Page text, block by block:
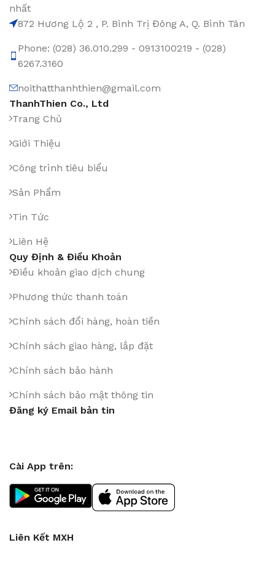
nhất
872 Hương Lộ 2 , P. Bình Trị Đông A, Q. Bình Tân
Phone: (028) 36.010.299 - 0913100219 - (028)
6267.3160
noithatthanhthien@gmail.com
ThanhThien Co., Ltd
Trang Chủ
Giới Thiệu
Công trình tiêu biểu
Sản Phẩm
Tin Tức
Liên Hệ
Quy Định & Điều Khoản
Điều khoản giao dịch chung
Phương thức thanh toán
Chính sách đổi hàng, hoàn tiền
Chính sách giao hàng, lắp đặt
Chính sách bảo hành
Chính sách bảo mật thông tin
Đăng ký Email bản tin
Cài App trên:
Liên Kết MXH